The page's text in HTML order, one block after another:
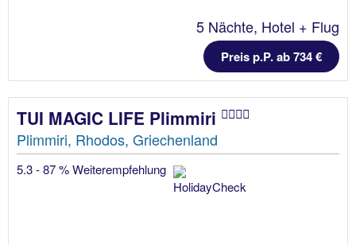
5 Nächte, Hotel + Flug
Preis p.P. ab 734 €
TUI MAGIC LIFE Plimmiri
Plimmiri, Rhodos, Griechenland
5.3 - 87 % Weiterempfehlung